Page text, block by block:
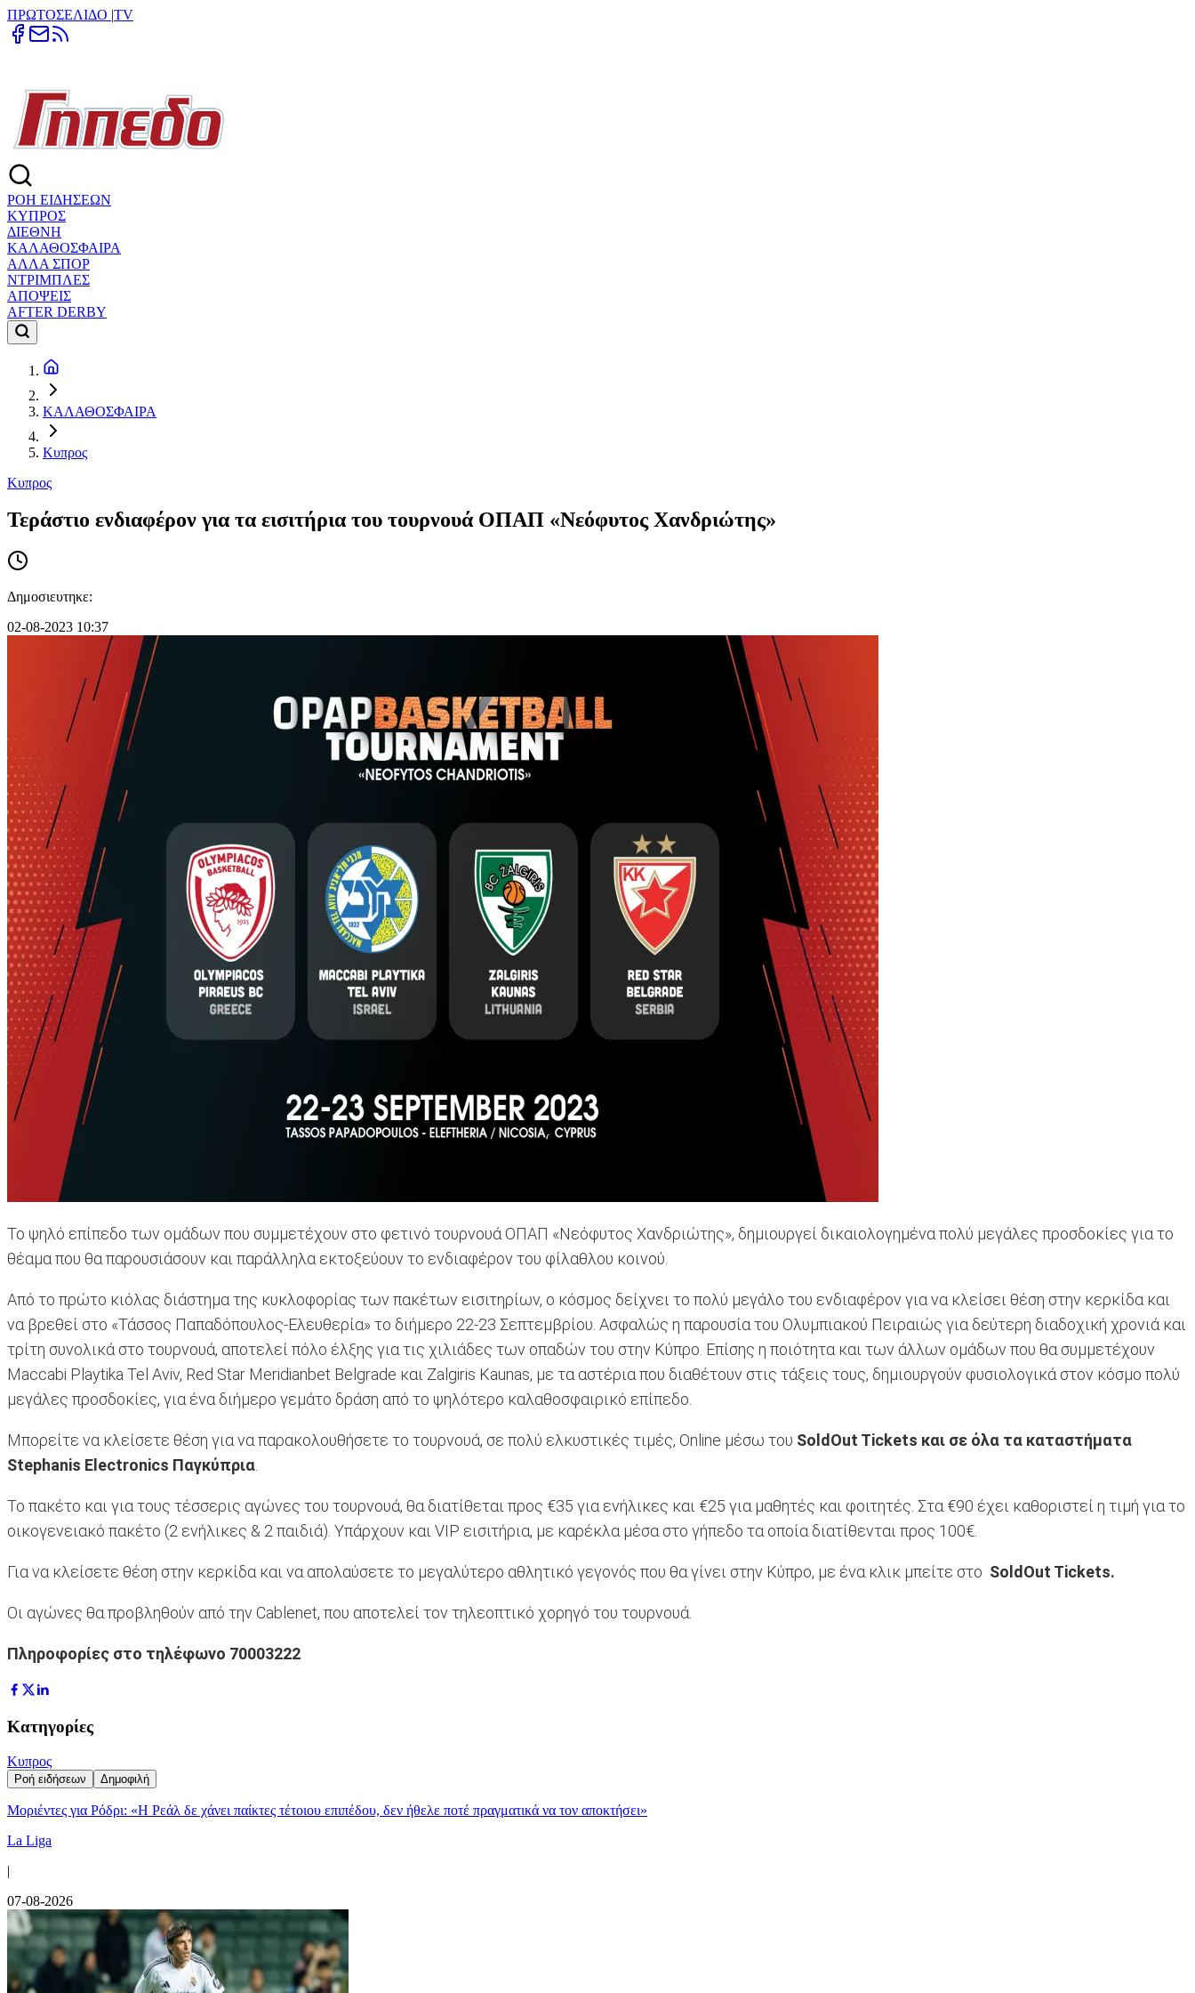
ΠΡΩΤΟΣΕΛΙΔΟ |TV
ΡΟΗ ΕΙΔΗΣΕΩΝ
ΚΥΠΡΟΣ
ΔΙΕΘΝΗ
ΚΑΛΑΘΟΣΦΑΙΡΑ
ΑΛΛΑ ΣΠΟΡ
ΝΤΡΙΜΠΛΕΣ
ΑΠΟΨΕΙΣ
AFTER DERBY
ΚΑΛΑΘΟΣΦΑΙΡΑ
Κυπρος
Κυπρος
Τεράστιο ενδιαφέρον για τα εισιτήρια του τουρνουά ΟΠΑΠ «Νεόφυτος Χανδριώτης»
Δημοσιευτηκε:
02-08-2023 10:37
Το ψηλό επίπεδο των ομάδων που συμμετέχουν στο φετινό τουρνουά ΟΠΑΠ «Νεόφυτος Χανδριώτης», δημιουργεί δικαιολογημένα πολύ μεγάλες προσδοκίες για το
θέαμα που θα παρουσιάσουν και παράλληλα εκτοξεύουν το ενδιαφέρον του φίλαθλου κοινού.
Από το πρώτο κιόλας διάστημα της κυκλοφορίας των πακέτων εισιτηρίων, ο κόσμος δείχνει το πολύ μεγάλο του ενδιαφέρον για να κλείσει θέση στην κερκίδα και
να βρεθεί στο «Τάσσος Παπαδόπουλος-Ελευθερία» το διήμερο 22-23 Σεπτεμβρίου. Ασφαλώς η παρουσία του Ολυμπιακού Πειραιώς για δεύτερη διαδοχική χρονιά και
τρίτη συνολικά στο τουρνουά, αποτελεί πόλο έλξης για τις χιλιάδες των οπαδών του στην Κύπρο. Επίσης η ποιότητα και των άλλων ομάδων που θα συμμετέχουν
Maccabi Playtika Tel Aviv, Red Star Meridianbet Belgrade και Zalgiris Kaunas, με τα αστέρια που διαθέτουν στις τάξεις τους, δημιουργούν φυσιολογικά στον κόσμο πολύ
μεγάλες προσδοκίες, για ένα διήμερο γεμάτο δράση από το ψηλότερο καλαθοσφαιρικό επίπεδο.
Μπορείτε να κλείσετε θέση για να παρακολουθήσετε το τουρνουά, σε πολύ ελκυστικές τιμές, Online μέσω του SoldOut Tickets και σε όλα τα καταστήματα
Stephanis Electronics Παγκύπρια.
Το πακέτο και για τους τέσσερις αγώνες του τουρνουά, θα διατίθεται προς €35 για ενήλικες και €25 για μαθητές και φοιτητές. Στα €90 έχει καθοριστεί η τιμή για το
οικογενειακό πακέτο (2 ενήλικες & 2 παιδιά). Υπάρχουν και VIP εισιτήρια, με καρέκλα μέσα στο γήπεδο τα οποία διατίθενται προς 100€.
Για να κλείσετε θέση στην κερκίδα και να απολαύσετε το μεγαλύτερο αθλητικό γεγονός που θα γίνει στην Κύπρο, με ένα κλικ μπείτε στο SoldOut Tickets.
Οι αγώνες θα προβληθούν από την Cablenet, που αποτελεί τον τηλεοπτικό χορηγό του τουρνουά.
Πληροφορίες στο τηλέφωνο 70003222
Κατηγορίες
Κυπρος
Ροή ειδήσεων Δημοφιλή
Μοριέντες για Ρόδρι: «Η Ρεάλ δε χάνει παίκτες τέτοιου επιπέδου, δεν ήθελε ποτέ πραγματικά να τον αποκτήσει»
La Liga
|
07-08-2026